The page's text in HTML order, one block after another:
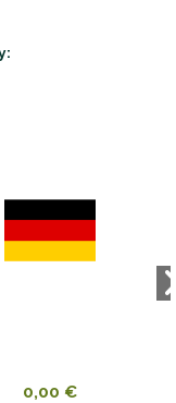
0,00 €